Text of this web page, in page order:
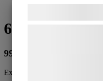
6535 Regnställ
999
Exkl. moms